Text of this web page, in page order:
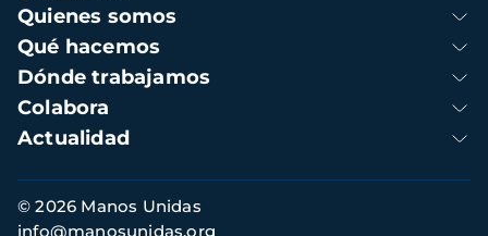
Navegación
principal
Quienes somos
Qué hacemos
Dónde trabajamos
Colabora
Actualidad
Información
de
© 2026 Manos Unidas
info@manosunidas.org